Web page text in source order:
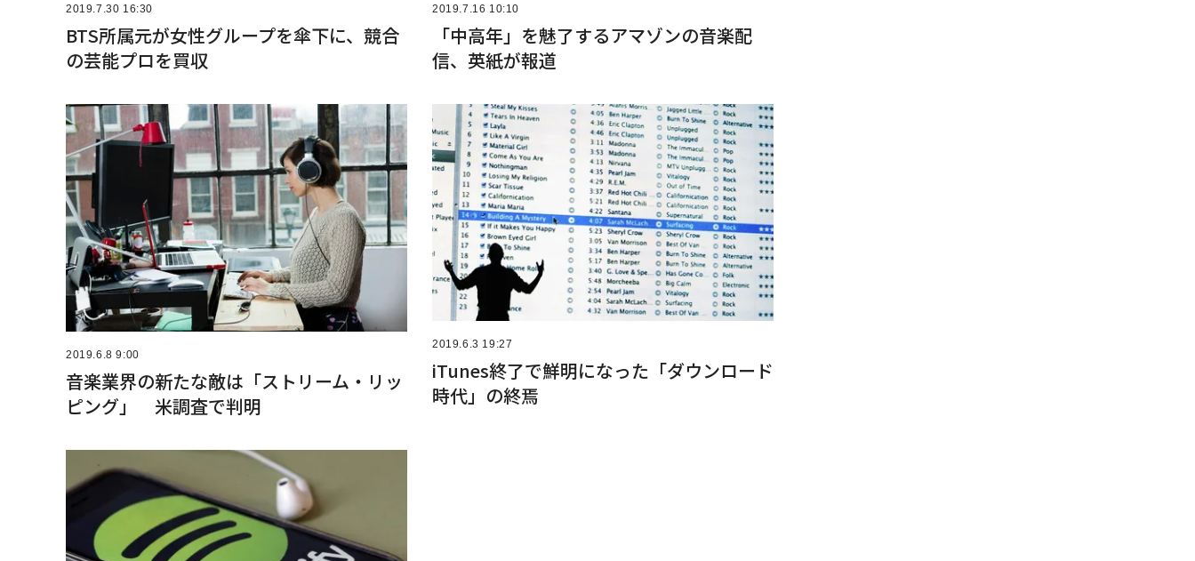
2019.7.30 16:30
BTS所属元が女性グループを傘下に、競合
の芸能プロを買収
2019.7.16 10:10
「中高年」を魅了するアマゾンの音楽配
信、英紙が報道
2019.6.8 9:00
音楽業界の新たな敵は「ストリーム・リッ
ピング」 米調査で判明
2019.6.3 19:27
iTunes終了で鮮明になった「ダウンロード
時代」の終焉